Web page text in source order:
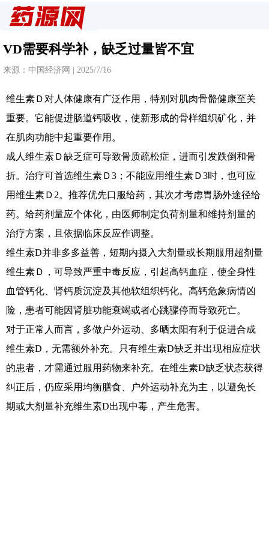
VD需要科学补，缺乏过量皆不宜
来源：中国经济网 | 2025/7/16
维生素Ｄ对人体健康有广泛作用，特别对肌肉骨骼健康至关
重要。它能促进肠道钙吸收，使新形成的骨样组织矿化，并
在肌肉功能中起重要作用。
成人维生素Ｄ缺乏症可导致骨质疏松症，进而引发跌倒和骨
折。治疗可首选维生素Ｄ3；不能应用维生素Ｄ3时，也可应
用维生素Ｄ2。推荐优先口服给药，其次才考虑胃肠外途径给
药。给药剂量应个体化，由医师制定负荷剂量和维持剂量的
治疗方案，且依据临床反应作调整。
维生素D并非多多益善，短期内摄入大剂量或长期服用超剂量
维生素Ｄ，可导致严重中毒反应，引起高钙血症，使全身性
血管钙化、肾钙质沉淀及其他软组织钙化。高钙危象病情凶
险，患者可能因肾脏功能衰竭或者心跳骤停而导致死亡。
对于正常人而言，多做户外运动、多晒太阳有利于促进合成
维生素D，无需额外补充。只有维生素D缺乏并出现相应症状
的患者，才需通过服用药物来补充。在维生素D缺乏状态获得
纠正后，仍应采用均衡膳食、户外运动补充为主，以避免长
期或大剂量补充维生素D出现中毒，产生危害。